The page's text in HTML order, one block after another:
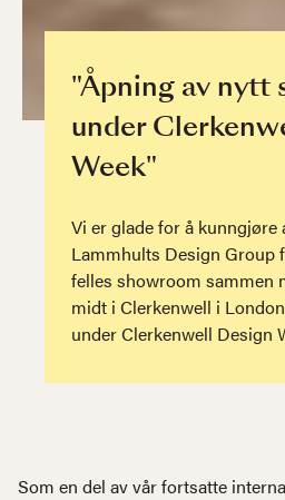
"Åpning av nytt
under
Week"
Vi er glade for å kunngjøre
Lammhults Design Group
felles showroom sammen
midt i Clerkenwell i
under Clerkenwell Design
Som en del av vår fortsatte